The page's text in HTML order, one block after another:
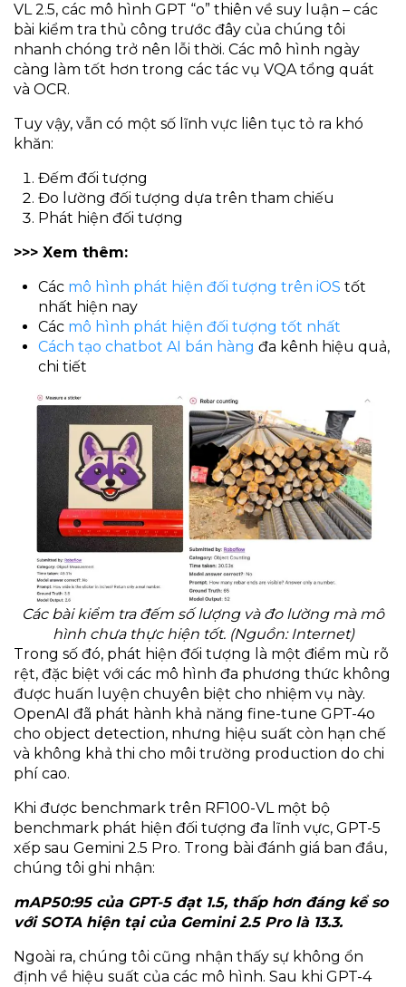
VL 2.5, các mô hình GPT “o” thiên về suy luận – các
bài kiểm tra thủ công trước đây của chúng tôi
nhanh chóng trở nên lỗi thời. Các mô hình ngày
càng làm tốt hơn trong các tác vụ VQA tổng quát
và OCR.
Tuy vậy, vẫn có một số lĩnh vực liên tục tỏ ra khó
khăn:
Đếm đối tượng
Đo lường đối tượng dựa trên tham chiếu
Phát hiện đối tượng
>>> Xem thêm:
Các mô hình phát hiện đối tượng trên iOS tốt
nhất hiện nay
Các mô hình phát hiện đối tượng tốt nhất
Cách tạo chatbot AI bán hàng đa kênh hiệu quả,
chi tiết
Các bài kiểm tra đếm số lượng và đo lường mà mô
hình chưa thực hiện tốt. (Nguồn: Internet)
Trong số đó, phát hiện đối tượng là một điểm mù rõ
rệt, đặc biệt với các mô hình đa phương thức không
được huấn luyện chuyên biệt cho nhiệm vụ này.
OpenAI đã phát hành khả năng fine-tune GPT-4o
cho object detection, nhưng hiệu suất còn hạn chế
và không khả thi cho môi trường production do chi
phí cao.
Khi được benchmark trên RF100-VL một bộ
benchmark phát hiện đối tượng đa lĩnh vực, GPT-5
xếp sau Gemini 2.5 Pro. Trong bài đánh giá ban đầu,
chúng tôi ghi nhận:
mAP50:95 của GPT-5 đạt 1.5, thấp hơn đáng kể so
với SOTA hiện tại của Gemini 2.5 Pro là 13.3.
Ngoài ra, chúng tôi cũng nhận thấy sự không ổn
định về hiệu suất của các mô hình. Sau khi GPT-4